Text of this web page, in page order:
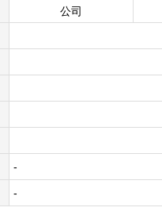
公司
-
-